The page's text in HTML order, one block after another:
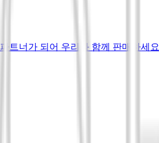
파트너가 되어 우리와 함께 판매하세요